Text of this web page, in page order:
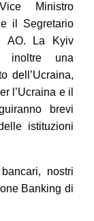
Ministro
e il Segretario
AO. La
Kyiv
inoltre una
dell’Ucraina,
l’Ucraina e il
brevi
istituzioni
nostri
Banking di